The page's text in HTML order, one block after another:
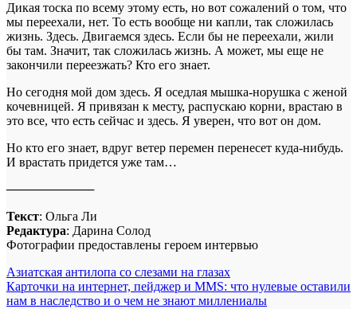
Дикая тоска по всему этому есть, но вот сожалений о том, что
мы переехали, нет. То есть вообще ни капли, так сложилась
жизнь. Здесь. Двигаемся здесь. Если бы не переехали, жили
бы там. Значит, так сложилась жизнь. А может, мы еще не
закончили переезжать? Кто его знает.
Но сегодня мой дом здесь. Я оседлая мышка-норушка с женой
кочевницей. Я привязан к месту, распускаю корни, врастаю в
это все, что есть сейчас и здесь. Я уверен, что вот он дом.
Но кто его знает, вдруг ветер перемен перенесет куда-нибудь.
И врастать придется уже там…
──────────
Текст: Ольга Ли
Редактура: Дарина Солод
Фотографии предоставлены героем интервью
Навигация
по
Азиатская антилопа со слезами на глазах
Карточки на интернет, пейджер и MMS: что нулевые оставили
нам в наследство и о чем не знают миллениалы